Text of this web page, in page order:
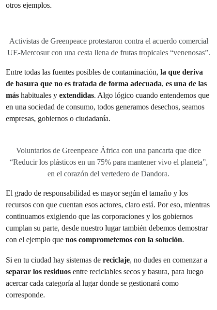
otros ejemplos.
Activistas de Greenpeace protestaron contra el acuerdo comercial
UE-Mercosur con una cesta llena de frutas tropicales “venenosas”.
Entre todas las fuentes posibles de contaminación, la que deriva
de basura que no es tratada de forma adecuada, es una de las
más habituales y extendidas. Algo lógico cuando entendemos que
en una sociedad de consumo, todos generamos desechos, seamos
empresas, gobiernos o ciudadanía.
Voluntarios de Greenpeace África con una pancarta que dice
“Reducir los plásticos en un 75% para mantener vivo el planeta”,
en el corazón del vertedero de Dandora.
El grado de responsabilidad es mayor según el tamaño y los
recursos con que cuentan esos actores, claro está. Por eso, mientras
continuamos exigiendo que las corporaciones y los gobiernos
cumplan su parte, desde nuestro lugar también debemos demostrar
con el ejemplo que nos comprometemos con la solución.
Si en tu ciudad hay sistemas de reciclaje, no dudes en comenzar a
separar los residuos entre reciclables secos y basura, para luego
acercar cada categoría al lugar donde se gestionará como
corresponde.